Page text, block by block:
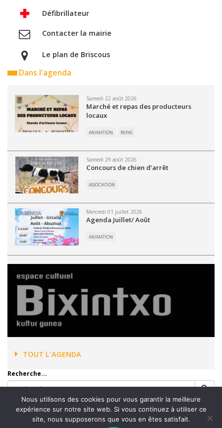
Défibrillateur
Contacter la mairie
Le plan de Briscous
Dans l'agenda
Samedi 22 août 2026
Marché et repas des producteurs
locaux
ANIMATION REPAS
Samedi 29 août 2026
Concours de chien d’arrêt
ASSOCIATION
Mercredi 01 juillet 2026
Agenda Juillet/ Août
ANIMATION
TOUT L'AGENDA
Recherche...
Nous utilisons des cookies pour vous garantir la meilleure
expérience sur notre site web. Si vous continuez à utiliser ce
site, nous supposerons que vous en êtes satisfait.